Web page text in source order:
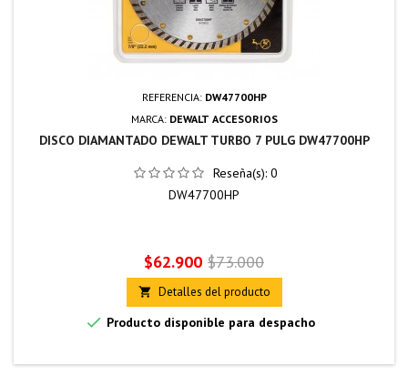
REFERENCIA: DW47700HP
MARCA: DEWALT ACCESORIOS
DISCO DIAMANTADO DEWALT TURBO 7 PULG DW47700HP
Reseña(s): 0
DW47700HP
Precio
$62.900 Precio
base
$73.000
 Detalles del producto
 Producto disponible para despacho